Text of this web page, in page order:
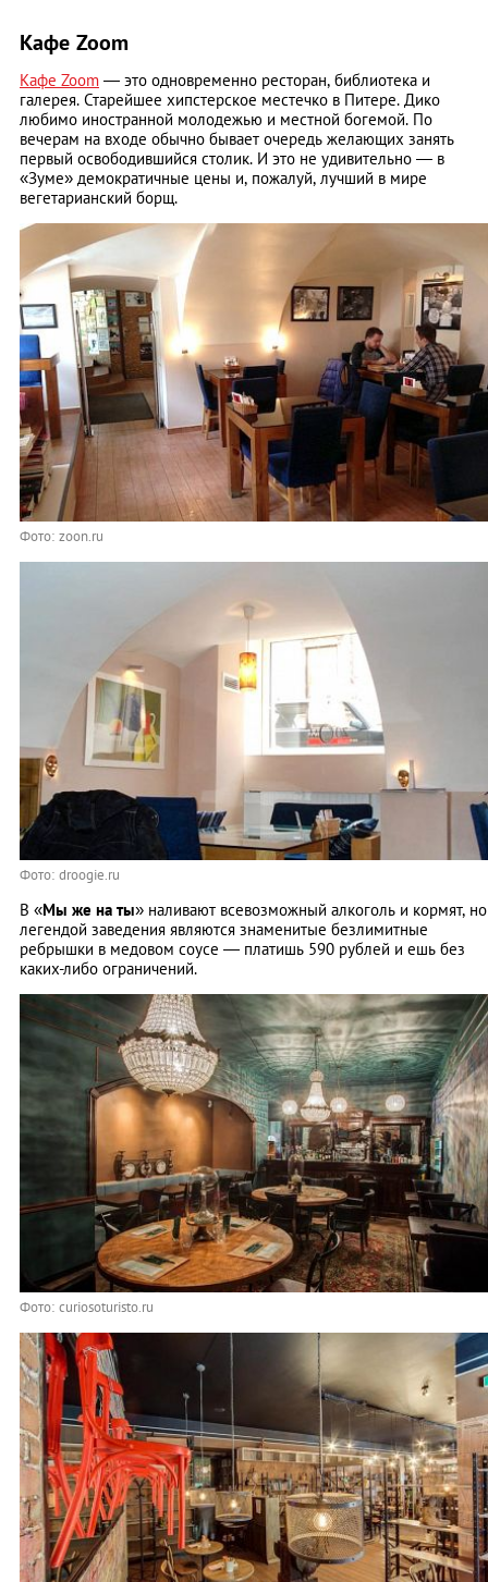
Кафе Zoom
Кафе Zoom — это одновременно ресторан, библиотека и
галерея. Старейшее хипстерское местечко в Питере. Дико
любимо иностранной молодежью и местной богемой. По
вечерам на входе обычно бывает очередь желающих занять
первый освободившийся столик. И это не удивительно — в
«Зуме» демократичные цены и, пожалуй, лучший в мире
вегетарианский борщ.
Фото: zoon.ru
Фото: droogie.ru
В «Мы же на ты» наливают всевозможный алкоголь и кормят, но
легендой заведения являются знаменитые безлимитные
ребрышки в медовом соусе — платишь 590 рублей и ешь без
каких-либо ограничений.
Фото: curiosoturisto.ru